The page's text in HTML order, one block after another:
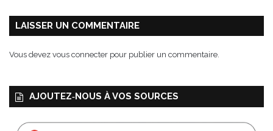
LAISSER UN COMMENTAIRE
Vous devez vous connecter pour publier un commentaire.
AJOUTEZ‑NOUS À VOS SOURCES